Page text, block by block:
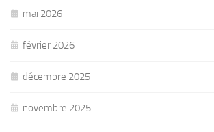
mai 2026
février 2026
décembre 2025
novembre 2025